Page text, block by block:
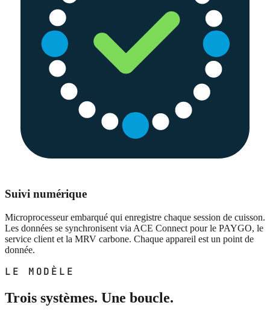
Suivi numérique
Microprocesseur embarqué qui enregistre chaque session de cuisson.
Les données se synchronisent via ACE Connect pour le PAYGO, le
service client et la MRV carbone. Chaque appareil est un point de
donnée.
LE MODÈLE
Trois systèmes. Une boucle.